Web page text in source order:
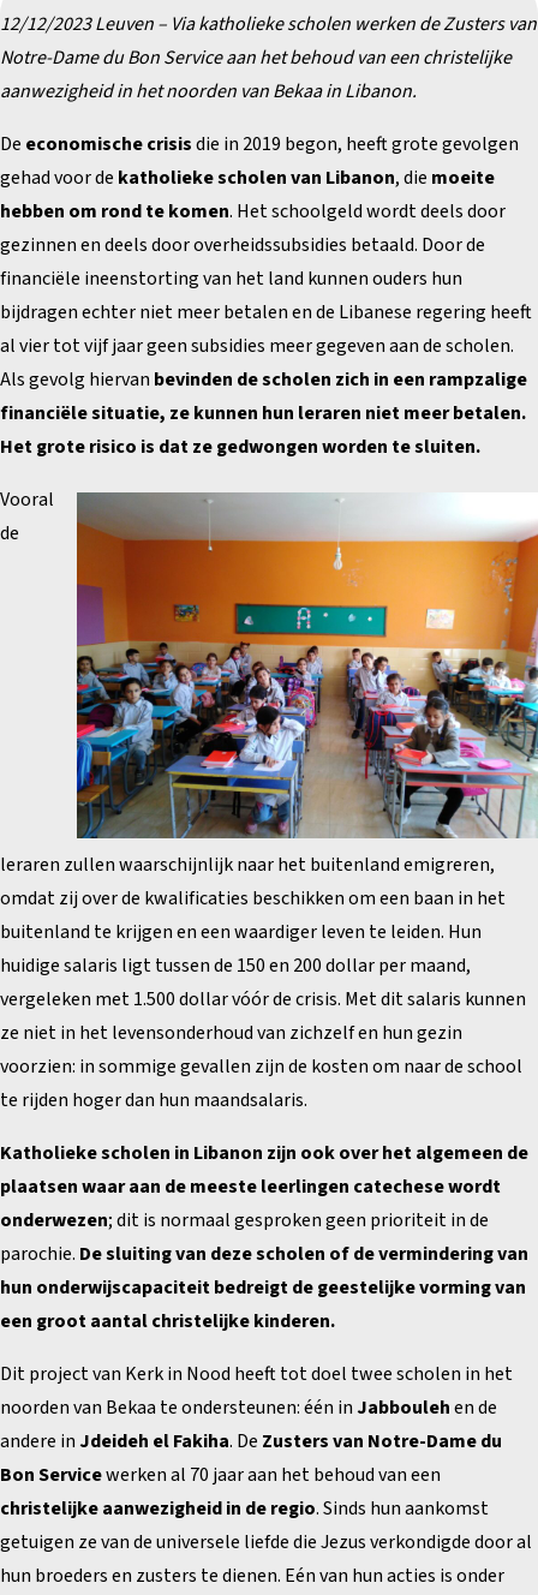
12/12/2023 Leuven – Via katholieke scholen werken de Zusters van
Notre-Dame du Bon Service aan het behoud van een christelijke
aanwezigheid in het noorden van Bekaa in Libanon.
De economische crisisdie in 2019 begon, heeft grote gevolgen
gehad voor de katholieke scholen van Libanon, die moeite
hebben om rond te komen. Het schoolgeld wordt deels door
gezinnen en deels door overheidssubsidies betaald. Door de
financiële ineenstorting van het land kunnen ouders hun
bijdragen echter niet meer betalen en de Libanese regering heeft
al vier tot vijf jaar geen subsidies meer gegeven aan de scholen.
Als gevolg hiervan bevinden de scholen zich in een rampzalige
financiële situatie, ze kunnen hun leraren niet meer betalen.
Het grote risico is dat ze gedwongen worden te sluiten.
Vooral
de
leraren zullen waarschijnlijk naar het buitenland emigreren,
omdat zij over de kwalificaties beschikken om een baan in het
buitenland te krijgen en een waardiger leven te leiden. Hun
huidige salaris ligt tussen de 150 en 200 dollar per maand,
vergeleken met 1.500 dollar vóór de crisis. Met dit salaris kunnen
ze niet in het levensonderhoud van zichzelf en hun gezin
voorzien: in sommige gevallen zijn de kosten om naar de school
te rijden hoger dan hun maandsalaris.
Katholieke scholen in Libanon zijn ook over het algemeen de
plaatsen waar aan de meeste leerlingen catechese wordt
onderwezen; dit is normaal gesproken geen prioriteit in de
parochie. De sluiting van deze scholen of de vermindering van
hun onderwijscapaciteit bedreigt de geestelijke vorming van
een groot aantal christelijke kinderen.
Dit project van Kerk in Nood heeft tot doel twee scholen in het
noorden van Bekaa te ondersteunen: één in Jabboulehen de
andere in Jdeideh el Fakiha. De Zusters van Notre-Dame du
Bon Servicewerken al 70 jaar aan het behoud van een
christelijke aanwezigheid in de regio. Sinds hun aankomst
getuigen ze van de universele liefde die Jezus verkondigde door al
hun broeders en zusters te dienen. Eén van hun acties is onder